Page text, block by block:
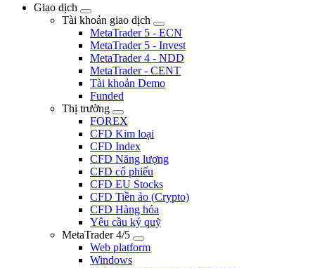
Giao dịch
Tài khoản giao dịch
MetaTrader 5 - ECN
MetaTrader 5 - Invest
MetaTrader 4 - NDD
MetaTrader - CENT
Tài khoản Demo
Funded
Thị trường
FOREX
CFD Kim loại
CFD Index
CFD Năng lượng
CFD cổ phiếu
CFD EU Stocks
CFD Tiền ảo (Crypto)
CFD Hàng hóa
Yêu cầu ký quỹ
MetaTrader 4/5
Web platform
Windows